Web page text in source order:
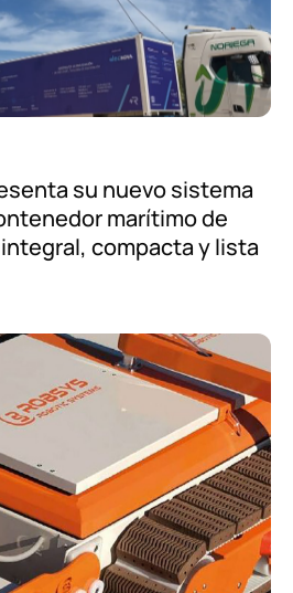
su nuevo sistema
marítimo de
compacta y lista
ayudarte?
por WhatsApp.
dejaros un mensaje.